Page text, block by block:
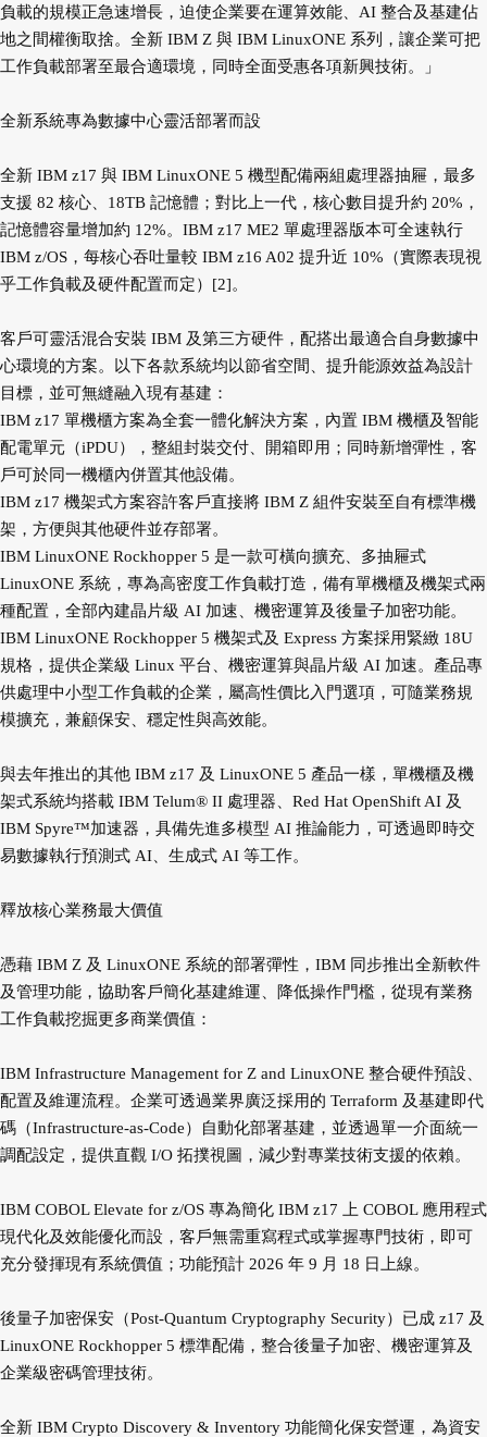
負載的規模正急速增長，迫使企業要在運算效能、AI 整合及基建佔
地之間權衡取捨。全新 IBM Z 與 IBM LinuxONE 系列，讓企業可把
工作負載部署至最合適環境，同時全面受惠各項新興技術。」
全新系統專為數據中心靈活部署而設
全新 IBM z17 與 IBM LinuxONE 5 機型配備兩組處理器抽屜，最多
支援 82 核心、18TB 記憶體；對比上一代，核心數目提升約 20%，
記憶體容量增加約 12%。IBM z17 ME2 單處理器版本可全速執行
IBM z/OS，每核心吞吐量較 IBM z16 A02 提升近 10%（實際表現視
乎工作負載及硬件配置而定）[2]。
客戶可靈活混合安裝 IBM 及第三方硬件，配搭出最適合自身數據中
心環境的方案。以下各款系統均以節省空間、提升能源效益為設計
目標，並可無縫融入現有基建：
IBM z17 單機櫃方案為全套一體化解決方案，內置 IBM 機櫃及智能
配電單元（iPDU），整組封裝交付、開箱即用；同時新增彈性，客
戶可於同一機櫃內併置其他設備。
IBM z17 機架式方案容許客戶直接將 IBM Z 組件安裝至自有標準機
架，方便與其他硬件並存部署。
IBM LinuxONE Rockhopper 5 是一款可橫向擴充、多抽屜式
LinuxONE 系統，專為高密度工作負載打造，備有單機櫃及機架式兩
種配置，全部內建晶片級 AI 加速、機密運算及後量子加密功能。
IBM LinuxONE Rockhopper 5 機架式及 Express 方案採用緊緻 18U
規格，提供企業級 Linux 平台、機密運算與晶片級 AI 加速。產品專
供處理中小型工作負載的企業，屬高性價比入門選項，可隨業務規
模擴充，兼顧保安、穩定性與高效能。
與去年推出的其他 IBM z17 及 LinuxONE 5 產品一樣，單機櫃及機
架式系統均搭載 IBM Telum® II 處理器、Red Hat OpenShift AI 及
IBM Spyre™加速器，具備先進多模型 AI 推論能力，可透過即時交
易數據執行預測式 AI、生成式 AI 等工作。
釋放核心業務最大價值
憑藉 IBM Z 及 LinuxONE 系統的部署彈性，IBM 同步推出全新軟件
及管理功能，協助客戶簡化基建維運、降低操作門檻，從現有業務
工作負載挖掘更多商業價值：
IBM Infrastructure Management for Z and LinuxONE 整合硬件預設、
配置及維運流程。企業可透過業界廣泛採用的 Terraform 及基建即代
碼（Infrastructure-as-Code）自動化部署基建，並透過單一介面統一
調配設定，提供直觀 I/O 拓撲視圖，減少對專業技術支援的依賴。
IBM COBOL Elevate for z/OS 專為簡化 IBM z17 上 COBOL 應用程式
現代化及效能優化而設，客戶無需重寫程式或掌握專門技術，即可
充分發揮現有系統價值；功能預計 2026 年 9 月 18 日上線。
後量子加密保安（Post-Quantum Cryptography Security）已成 z17 及
LinuxONE Rockhopper 5 標準配備，整合後量子加密、機密運算及
企業級密碼管理技術。
全新 IBM Crypto Discovery & Inventory 功能簡化保安營運，為資安